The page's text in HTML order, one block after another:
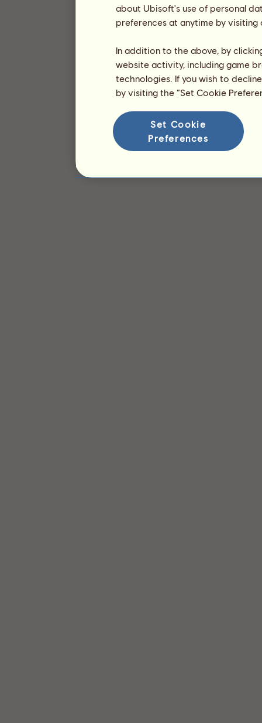
about Ubisoft's use of personal
preferences at anytime by
In addition to the above, by
website activity, including game
technologies. If you wish to
by visiting the “Set Cookie
Set Cookie
Preferences